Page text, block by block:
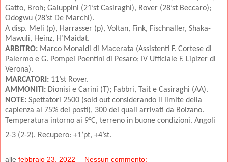
Gatto, Broh; Galuppini (21’st Casiraghi), Rover (28’st Beccaro);
Odogwu (28’st De Marchi).
A disp. Meli (p), Harrasser (p), Voltan, Fink, Fischnaller, Shaka-
Mawuli, Heinz, H’Maidat.
ARBITRO: Marco Monaldi di Macerata (Assistenti F. Cortese di
Palermo e G. Pompei Poentini di Pesaro; IV Ufficiale F. Lipizer di
Verona).
MARCATORI: 11’st Rover.
AMMONITI: Dionisi e Carini (T); Fabbri, Tait e Casiraghi (AA).
NOTE: Spettatori 2500 (sold out considerando il limite della
capienza al 75% dei posti), 300 dei quali arrivati da Bolzano.
Temperatura intorno ai 9°C, terreno in buone condizioni. Angoli
2-3 (2-2). Recupero: +1’pt, +4’st.
alle febbraio 23, 2022 Nessun commento: